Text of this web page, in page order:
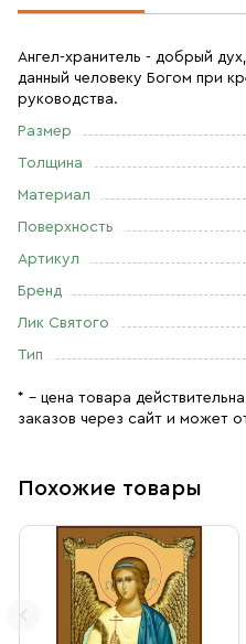
Ангел-хранитель - добрый дух,
данный человеку Богом при
руководства.
Размер
Толщина
Материал
Поверхность
Артикул
Бренд
Лик Святого
Тип
* – цена товара
заказов через сайт и может
Похожие товары